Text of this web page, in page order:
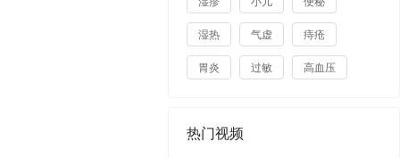
湿热 气虚 痔疮
胃炎 过敏 高血压
热门视频